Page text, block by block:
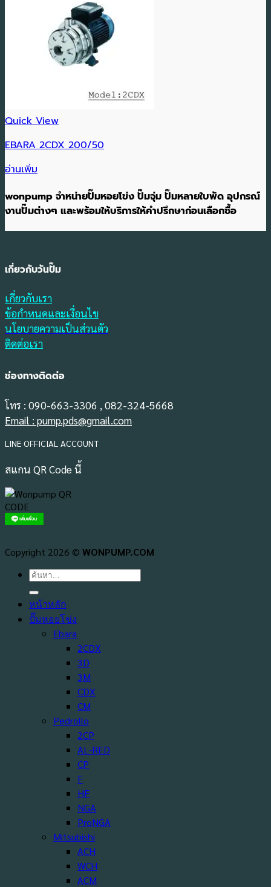
Quick View
EBARA 2CDX 200/50
อ่านเพิ่ม
wonpump จำหน่ายปั๊มหอยโข่ง ปั๊มจุ่ม ปั๊มหลายใบพัด อุปกรณ์
งานปั๊มต่างๆ และพร้อมให้บริการให้คำปรึกษาก่อนเลือกซื้อ
เกี่ยวกับวันปั๊ม
เกี่ยวกับเรา
ข้อกำหนดและเงื่อนไข
นโยบายความเป็นส่วนตัว
ติดต่อเรา
ช่องทางติดต่อ
โทร : 090-663-3306 , 082-324-5668
Email : pump.pds@gmail.com
LINE OFFICIAL ACCOUNT
สแกน QR Code นี้
Copyright 2026 © WONPUMP.COM
ค้นหา:
หน้าหลัก
ปั๊มหอยโข่ง
Ebara
2CDX
3D
3M
CDX
CM
Pedrollo
2CP
AL-RED
CP
F
HF
NGA
ProNGA
Mitsubishi
ACH
WCH
ACM